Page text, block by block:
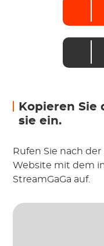
Kopieren Sie
sie ein.
Rufen Sie nach
Website mit dem
StreamGaGa auf.